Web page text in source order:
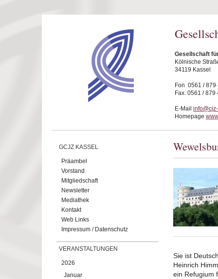
Gesellschaft
Kölnische
34119 Kassel
Fon 0561 / 879
Fax. 0561 / 879
E-Mail
Homepage
GCJZ KASSEL
Präambel
Vorstand
Mitgliedschaft
Newsletter
Mediathek
Kontakt
Web Links
Impressum / Datenschutz
VERANSTALTUNGEN
2026
Januar
Sie ist
Heinrich
ein Refugium